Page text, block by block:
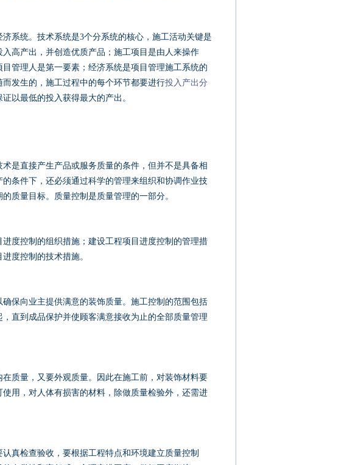
统。技术系统是3个分系统的核心，施工活动关键是
高产出，并创造优质产品；施工项目是由人来操作
管理人是第一要素；经济系统是项目管理施工系统的
发生的，施工过程中的每个环节都要进行投入产出分
以最低的投入获得最大的产出。
直接产生产品或服务质量的条件，但并不是具备相
条件下，还必须通过科学的管理来组织和协调作业技
质量目标。质量控制是质量管理的一部分。
控制的组织措施；建设工程项目进度控制的管理措
度控制的技术措施。
向业主提供满意的装饰质量。施工控制的范围包括
直到成品保护并使顾客满意接收为止的全部质量管理
量，又要外观质量。因此在施工前，对装饰材料要
用，对人体有损害的材料，除做质量检验外，还需进
检查验收，要根据工程特点和环境建立质量控制